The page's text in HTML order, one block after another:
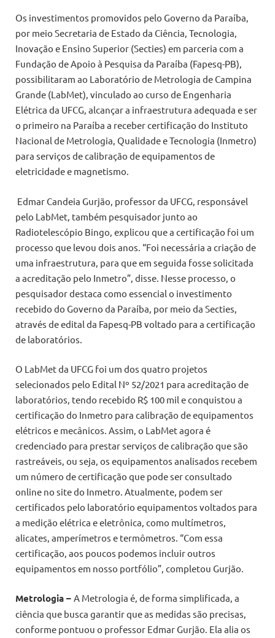
Os investimentos promovidos pelo Governo da Paraíba,
por meio Secretaria de Estado da Ciência, Tecnologia,
Inovação e Ensino Superior (Secties) em parceria com a
Fundação de Apoio à Pesquisa da Paraíba (Fapesq-PB),
possibilitaram ao Laboratório de Metrologia de Campina
Grande (LabMet), vinculado ao curso de Engenharia
Elétrica da UFCG, alcançar a infraestrutura adequada e ser
o primeiro na Paraíba a receber certificação do Instituto
Nacional de Metrologia, Qualidade e Tecnologia (Inmetro)
para serviços de calibração de equipamentos de
eletricidade e magnetismo.
Edmar Candeia Gurjão, professor da UFCG, responsável
pelo LabMet, também pesquisador junto ao
Radiotelescópio Bingo, explicou que a certificação foi um
processo que levou dois anos. “Foi necessária a criação de
uma infraestrutura, para que em seguida fosse solicitada
a acreditação pelo Inmetro”, disse. Nesse processo, o
pesquisador destaca como essencial o investimento
recebido do Governo da Paraíba, por meio da Secties,
através de edital da Fapesq-PB voltado para a certificação
de laboratórios.
O LabMet da UFCG foi um dos quatro projetos
selecionados pelo Edital Nº 52/2021 para acreditação de
laboratórios, tendo recebido R$ 100 mil e conquistou a
certificação do Inmetro para calibração de equipamentos
elétricos e mecânicos. Assim, o LabMet agora é
credenciado para prestar serviços de calibração que são
rastreáveis, ou seja, os equipamentos analisados recebem
um número de certificação que pode ser consultado
online no site do Inmetro. Atualmente, podem ser
certificados pelo laboratório equipamentos voltados para
a medição elétrica e eletrônica, como multímetros,
alicates, amperímetros e termômetros. “Com essa
certificação, aos poucos podemos incluir outros
equipamentos em nosso portfólio”, completou Gurjão.
Metrologia – A Metrologia é, de forma simplificada, a
ciência que busca garantir que as medidas são precisas,
conforme pontuou o professor Edmar Gurjão. Ela alia os